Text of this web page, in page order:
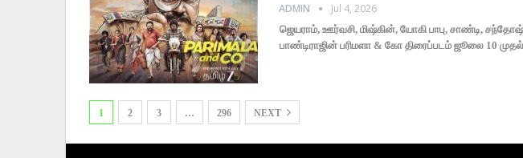
ADMIN
Jul 4, 2026
ஜெயராம், ஊர்வசி, மிஷ்கின், யோகி பாபு, சாண்டி,
பாண்டிராஜின் பரிமளா & கோ திரைப்படம் ஜூலை 10
1 2 3 … 296 NEXT